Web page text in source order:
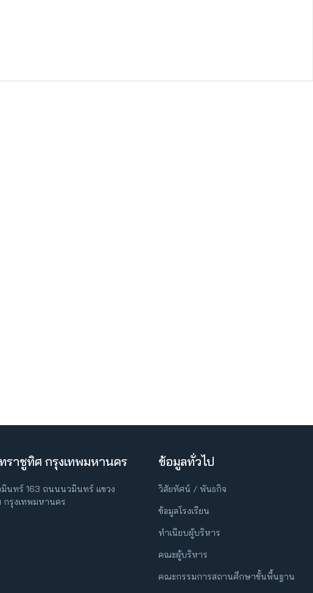
ราชูทิศ กรุงเทพมหานคร
มินทร์ 163 ถนนนวมินทร์ แขวง
กรุงเทพมหานคร
ข้อมูลทั่วไป
วิสัยทัศน์ / พันธกิจ
ข้อมูลโรงเรียน
ทำเนียบผู้บริหาร
คณะผู้บริหาร
คณะกรรมการสถานศึกษาขั้นพื้นฐาน